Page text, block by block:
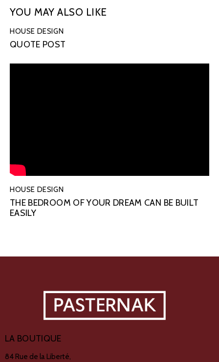
YOU MAY ALSO LIKE
HOUSE DESIGN
QUOTE POST
HOUSE DESIGN
THE BEDROOM OF YOUR DREAM CAN BE BUILT
EASILY
LA BOUTIQUE
84 Rue de la Liberté,